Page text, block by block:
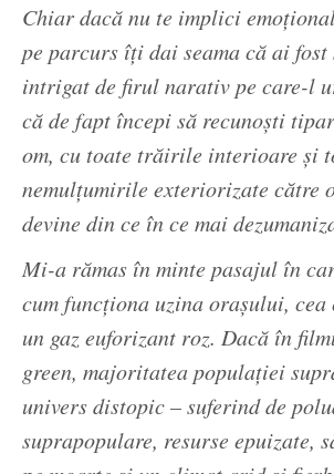
Chiar dacă nu te implici
pe parcurs îţi dai seama că ai fost
intrigat de firul narativ pe care-l
că de fapt începi să recunoşti
om, cu toate trăirile interioare şi
nemulţumirile exteriorizate către
devine din ce în ce mai
Mi-a rămas în minte pasajul în
cum funcţiona uzina oraşului, cea
un gaz euforizant roz. Dacă în
green, majoritatea populaţiei
univers distopic – suferind de
suprapopulare, resurse epuizate,